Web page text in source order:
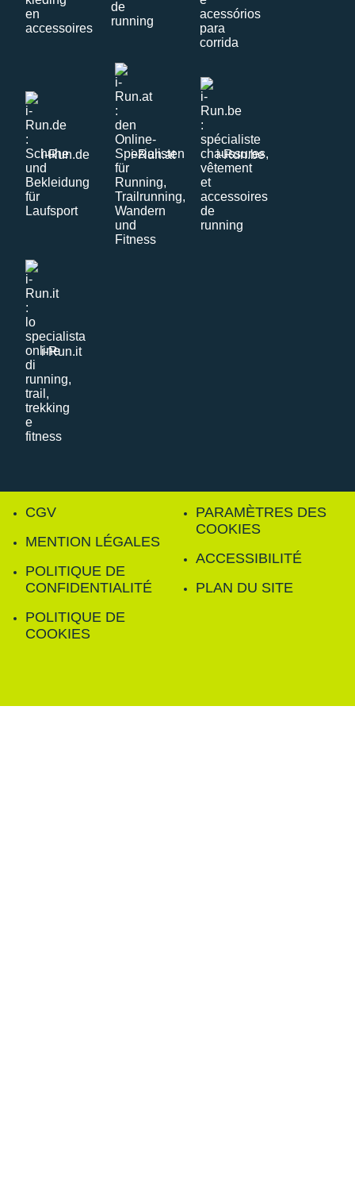
i-Run.de i-Run.at i-Run.be
i-Run.it
CGV
MENTION LÉGALES
POLITIQUE DE
CONFIDENTIALITÉ
POLITIQUE DE
COOKIES
PARAMÈTRES DES
COOKIES
ACCESSIBILITÉ
PLAN DU SITE